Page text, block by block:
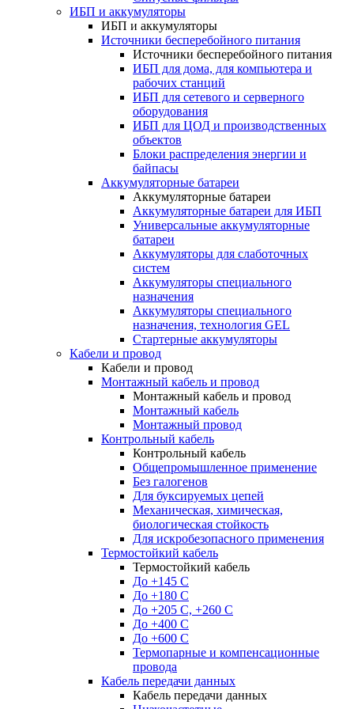
ИБП и аккумуляторы
ИБП и аккумуляторы
Источники бесперебойного питания
Источники бесперебойного питания
ИБП для дома, для компьютера и
рабочих станций
ИБП для сетевого и серверного
оборудования
ИБП для ЦОД и производственных
объектов
Блоки распределения энергии и
байпасы
Аккумуляторные батареи
Аккумуляторные батареи
Аккумуляторные батареи для ИБП
Универсальные аккумуляторные
батареи
Аккумуляторы для слаботочных
систем
Аккумуляторы специального
назначения
Аккумуляторы специального
назначения, технология GEL
Стартерные аккумуляторы
Кабели и провод
Кабели и провод
Монтажный кабель и провод
Монтажный кабель и провод
Монтажный кабель
Монтажный провод
Контрольный кабель
Контрольный кабель
Общепромышленное применение
Без галогенов
Для буксируемых цепей
Механическая, химическая,
биологическая стойкость
Для искробезопасного применения
Термостойкий кабель
Термостойкий кабель
До +145 С
До +180 C
До +205 С, +260 С
До +400 C
До +600 С
Термопарные и компенсационные
провода
Кабель передачи данных
Кабель передачи данных